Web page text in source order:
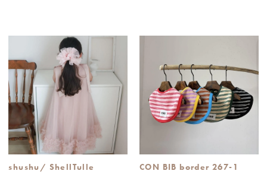
shushu/ ShellTulle CON BIB border 267-1